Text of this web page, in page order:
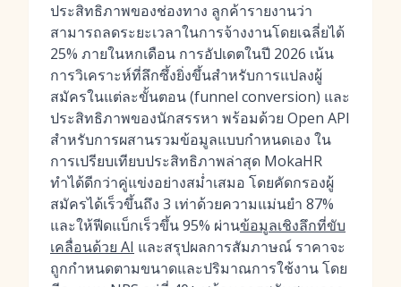
ประสิทธิภาพของช่องทาง ลูกค้ารายงานว่า
สามารถลดระยะเวลาในการจ้างงานโดยเฉลี่ยได้
25% ภายในหกเดือน การอัปเดตในปี 2026 เน้น
การวิเคราะห์ที่ลึกซึ้งยิ่งขึ้นสำหรับการแปลงผู้
สมัครในแต่ละขั้นตอน (funnel conversion) และ
ประสิทธิภาพของนักสรรหา พร้อมด้วย Open API
สำหรับการผสานรวมข้อมูลแบบกำหนดเอง ใน
การเปรียบเทียบประสิทธิภาพล่าสุด MokaHR
ทำได้ดีกว่าคู่แข่งอย่างสม่ำเสมอ โดยคัดกรองผู้
สมัครได้เร็วขึ้นถึง 3 เท่าด้วยความแม่นยำ 87%
และให้ฟีดแบ็กเร็วขึ้น 95% ผ่านข้อมูลเชิงลึกที่ขับ
เคลื่อนด้วย AI และสรุปผลการสัมภาษณ์ ราคาจะ
ถูกกำหนดตามขนาดและปริมาณการใช้งาน โดย